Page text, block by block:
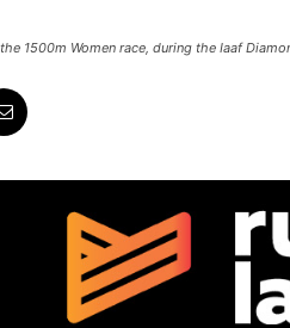
1500m Women race, during the Iaaf